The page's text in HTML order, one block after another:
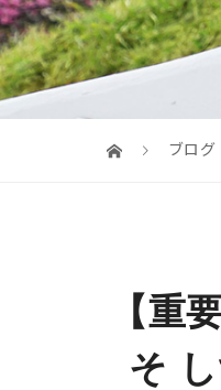
ブログ
【重
そ